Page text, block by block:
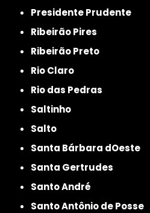
Presidente Prudente
Ribeirão Pires
Ribeirão Preto
Rio Claro
Rio das Pedras
Saltinho
Salto
Santa Bárbara dOeste
Santa Gertrudes
Santo André
Santo Antônio de Posse